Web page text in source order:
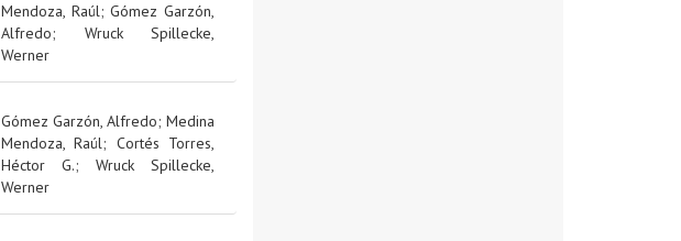
Mendoza, Raúl;Gómez Garzón,
Alfredo; Wruck Spillecke,
Werner
Gómez Garzón, Alfredo; Medina
Mendoza, Raúl; Cortés Torres,
Héctor G.; Wruck Spillecke,
Werner